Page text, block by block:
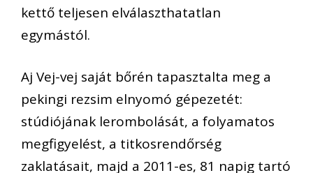
kettő teljesen elválaszthatatlan
egymástól.
Aj Vej-vej saját bőrén tapasztalta meg a
pekingi rezsim elnyomó gépezetét:
stúdiójának lerombolását, a folyamatos
megfigyelést, a titkosrendőrség
zaklatásait, majd a 2011-es, 81 napig tartó